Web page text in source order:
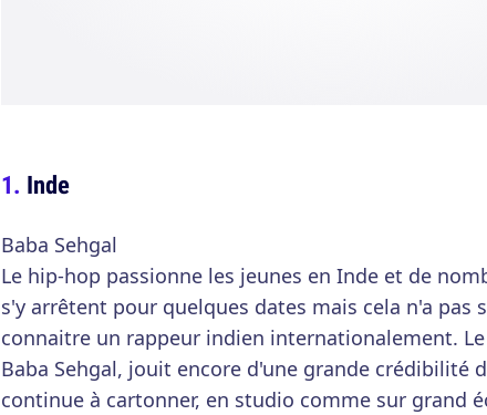
Inde
Baba Sehgal
Le hip-hop passionne les jeunes en Inde et de
s'y arrêtent pour quelques dates mais cela n'a pas
connaitre un rappeur indien internationalement.
Baba Sehgal, jouit encore d'une grande crédibilité
continue à cartonner, en studio comme sur grand